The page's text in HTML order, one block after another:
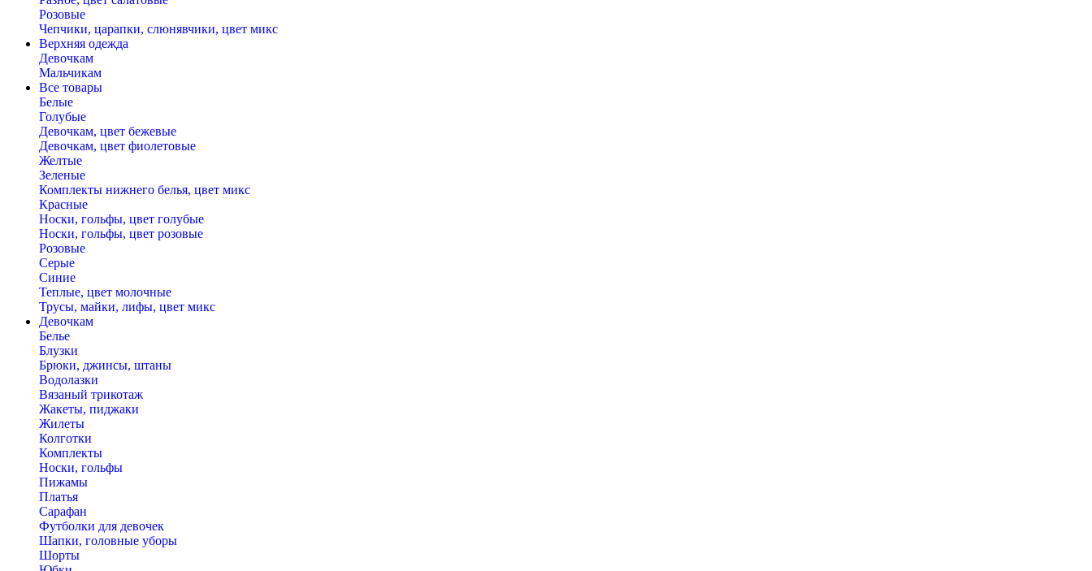
Розовые
Чепчики, царапки, слюнявчики, цвет микс
Верхняя одежда
Девочкам
Мальчикам
Все товары
Белые
Голубые
Девочкам, цвет бежевые
Девочкам, цвет фиолетовые
Желтые
Зеленые
Комплекты нижнего белья, цвет микс
Красные
Носки, гольфы, цвет голубые
Носки, гольфы, цвет розовые
Розовые
Серые
Синие
Теплые, цвет молочные
Трусы, майки, лифы, цвет микс
Девочкам
Белье
Блузки
Брюки, джинсы, штаны
Водолазки
Вязаный трикотаж
Жакеты, пиджаки
Жилеты
Колготки
Комплекты
Носки, гольфы
Пижамы
Платья
Сарафан
Футболки для девочек
Шапки, головные уборы
Шорты